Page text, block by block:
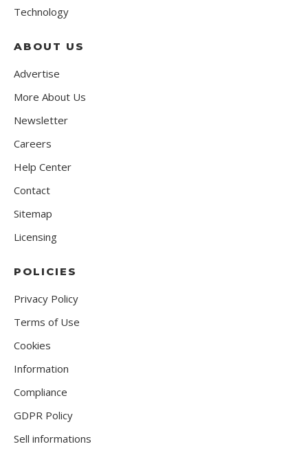
Technology
ABOUT US
Advertise
More About Us
Newsletter
Careers
Help Center
Contact
Sitemap
Licensing
POLICIES
Privacy Policy
Terms of Use
Cookies
Information
Compliance
GDPR Policy
Sell informations